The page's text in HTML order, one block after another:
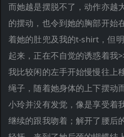
而她越是摆脱不了，动作亦越
的摆动，也令到她的胸部开始
着她的肚兜及我的t-shirt，但
起来，正在不自觉的诱惑着我
我比较闲的左手开始慢慢往上
绳子，随着她身体的上下摆动
小玲并没有发觉，像是享受着
继续的跟我吻着；解开了腰后